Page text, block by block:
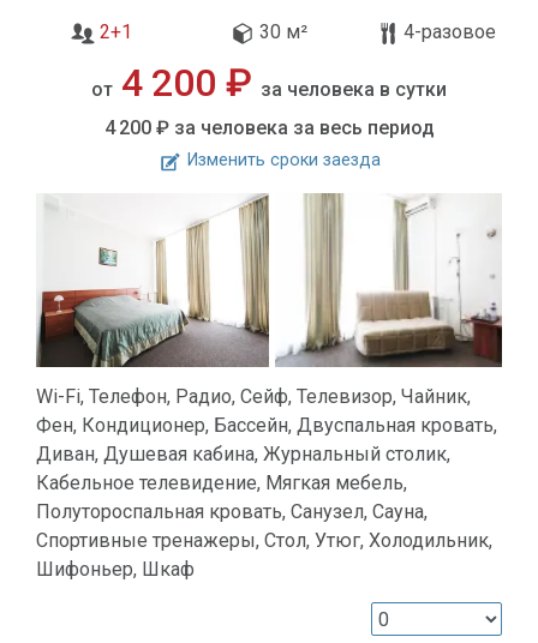
2+1 30 м² 4-разовое
от 4 200 ₽ за человека в сутки
4 200 ₽ за человека за весь период
Изменить сроки заезда
Wi-Fi, Телефон, Радио, Сейф, Телевизор, Чайник,
Фен, Кондиционер, Бассейн, Двуспальная кровать,
Диван, Душевая кабина, Журнальный столик,
Кабельное телевидение, Мягкая мебель,
Полутороспальная кровать, Санузел, Сауна,
Спортивные тренажеры, Стол, Утюг, Холодильник,
Шифоньер, Шкаф